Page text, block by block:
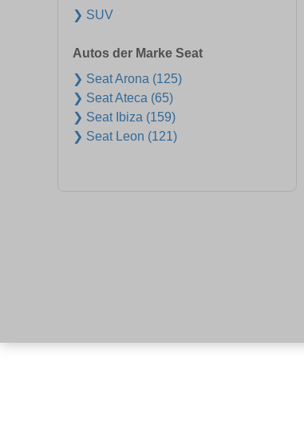
❯ SUV
Autos der Marke Seat
❯ Seat Arona (125)
❯ Seat Ateca (65)
❯ Seat Ibiza (159)
❯ Seat Leon (121)